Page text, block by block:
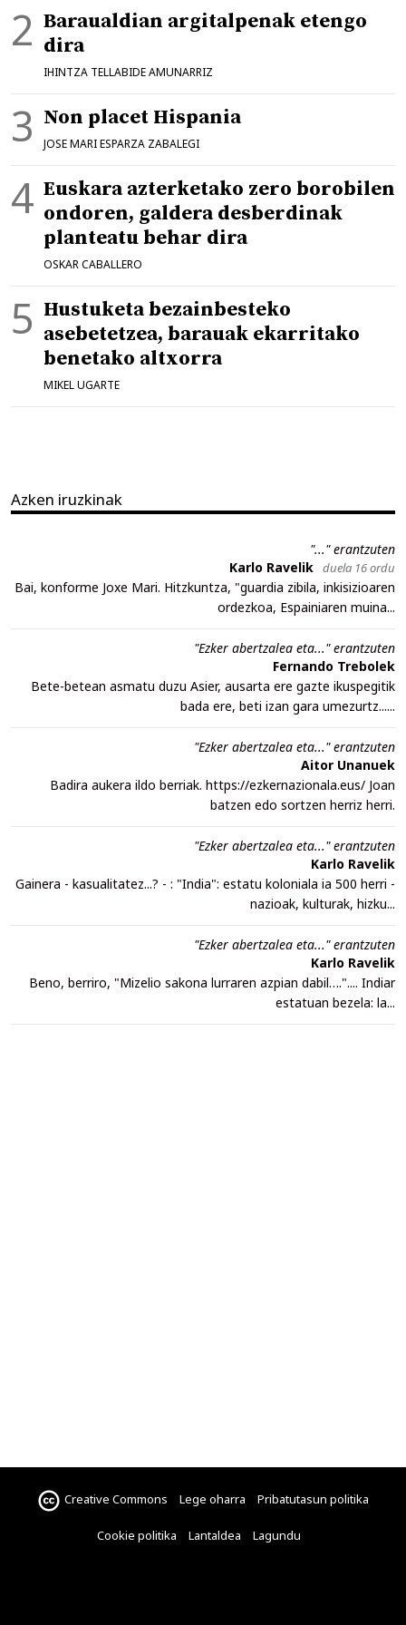
Baraualdian argitalpenak etengo
dira
IHINTZA TELLABIDE AMUNARRIZ
Non placet Hispania
JOSE MARI ESPARZA ZABALEGI
Euskara azterketako zero borobilen
ondoren, galdera desberdinak
planteatu behar dira
OSKAR CABALLERO
Hustuketa bezainbesteko
asebetetzea, barauak ekarritako
benetako altxorra
MIKEL UGARTE
Azken iruzkinak
"..." erantzuten
Karlo Ravelik duela 16 ordu
Bai, konforme Joxe Mari. Hitzkuntza, "guardia zibila, inkisizioaren
ordezkoa, Espainiaren muina...
"Ezker abertzalea eta..." erantzuten
Fernando Trebolek
Bete-betean asmatu duzu Asier, ausarta ere gazte ikuspegitik
bada ere, beti izan gara umezurtz......
"Ezker abertzalea eta..." erantzuten
Aitor Unanuek
Badira aukera ildo berriak. https://ezkernazionala.eus/ Joan
batzen edo sortzen herriz herri.
"Ezker abertzalea eta..." erantzuten
Karlo Ravelik
Gainera - kasualitatez...? - : "India": estatu koloniala ia 500 herri -
nazioak, kulturak, hizku...
"Ezker abertzalea eta..." erantzuten
Karlo Ravelik
Beno, berriro, "Mizelio sakona lurraren azpian dabil….".... Indiar
estatuan bezela: la...
Creative Commons Lege oharra Pribatutasun politika
Cookie politika Lantaldea Lagundu